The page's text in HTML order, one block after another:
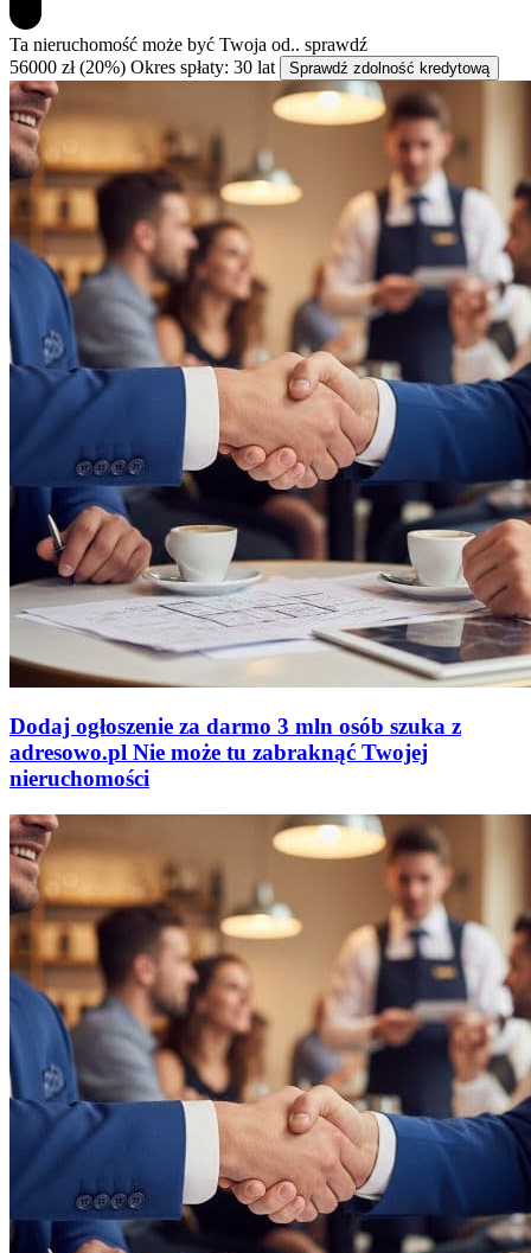
Ta nieruchomość może być Twoja od.. sprawdź
56000 zł (20%) Okres spłaty: 30 lat Sprawdź zdolność kredytową
Dodaj ogłoszenie za darmo 3 mln osób szuka z
adresowo.pl Nie może tu zabraknąć Twojej
nieruchomości